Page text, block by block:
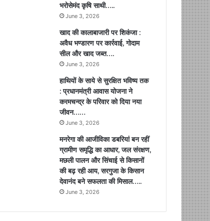
भरोसेमंद कृषि साथी…..
June 3, 2026
खाद की कालाबाजारी पर शिकंजा :
अवैध भण्डारण पर कार्रवाई, गोदाम
सील और खाद जब्त….
June 3, 2026
हाथियों के साये से सुरक्षित भविष्य तक
: प्रधानमंत्री आवास योजना ने
करमचन्द्र के परिवार को दिया नया
जीवन……
June 3, 2026
मनरेगा की आजीविका डबरियां बन रहीं
ग्रामीण समृद्धि का आधार, जल संरक्षण,
मछली पालन और सिंचाई से किसानों
की बढ़ रही आय, सरगुजा के किसान
देवानंद बने सफलता की मिसाल…..
June 3, 2026